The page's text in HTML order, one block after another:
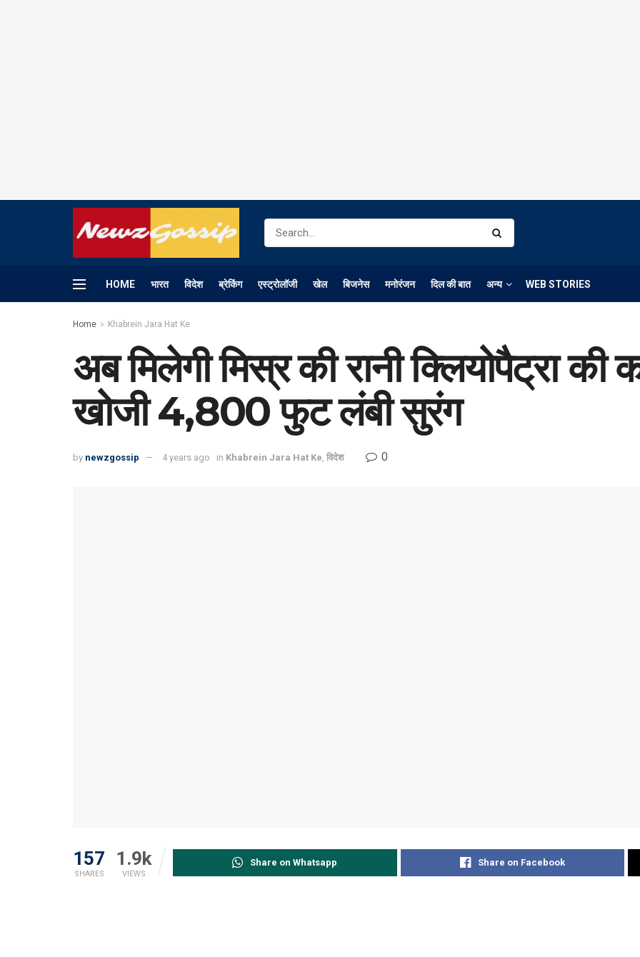
HOME भारत विदेश ब्रेकिंग एस्ट्रोलॉजी खेल बिजनेस मनोरंजन दिल की बात अन्य WEB STORIES
Home Khabrein Jara Hat Ke
अब मिलेगी मिस्र की रानी क्लियोपैट्रा
खोजी 4,800 फुट लंबी सुरंग
by newzgossip 4 years ago in Khabrein Jara Hat Ke, विदेश 0
157
SHARES
1.9k
VIEWS
Share on Whatsapp Share on Facebook